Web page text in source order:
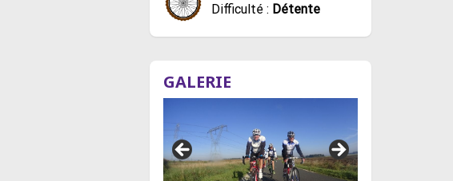
Difficulté : Détente
GALERIE